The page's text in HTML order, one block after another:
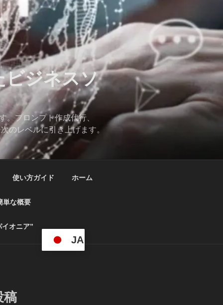
ビジネスソ
。プロンプト作成代行、
のレベルに引き上げます。
使い方ガイド ホーム
単な概要
オニア”
JA
稿